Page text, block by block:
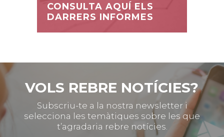
CONSULTA AQUÍ ELS
DARRERS INFORMES
VOLS REBRE NOTÍCIES?
Subscriu-te a la nostra newsletter i
selecciona les temàtiques sobre les que
t’agradaria rebre notícies.